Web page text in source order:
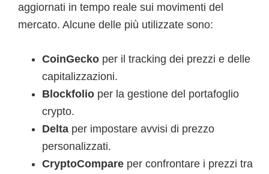
aggiornati in tempo reale sui movimenti del
mercato. Alcune delle più utilizzate sono:
CoinGecko per il tracking dei prezzi e delle
capitalizzazioni.
Blockfolio per la gestione del portafoglio
crypto.
Delta per impostare avvisi di prezzo
personalizzati.
CryptoCompare per confrontare i prezzi tra